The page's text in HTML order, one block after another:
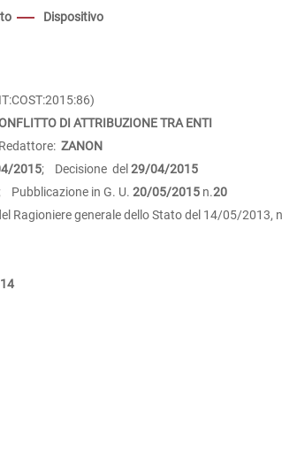
Dispositivo
DI ATTRIBUZIONE TRA ENTI
ZANON
2015; Decisione del 29/04/2015
; Pubblicazione in G. U. 20/05/2015 n.20
Ragioniere generale dello Stato del 14/05/